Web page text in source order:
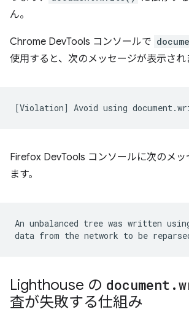
ん。
Chrome DevTools コンソールで
使用すると、次のメッセージが表示され
Firefox DevTools コンソールに次のメ
ます。
An unbalanced tree was written
Lighthouse の document .
査が失敗する仕組み